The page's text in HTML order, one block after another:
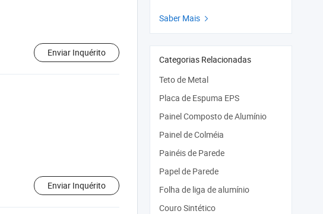
Enviar Inquérito
Enviar Inquérito
Saber Mais 
Categorias Relacionadas
Teto de Metal
Placa de Espuma EPS
Painel Composto de Alumínio
Painel de Colméia
Painéis de Parede
Papel de Parede
Folha de liga de alumínio
Couro Sintético